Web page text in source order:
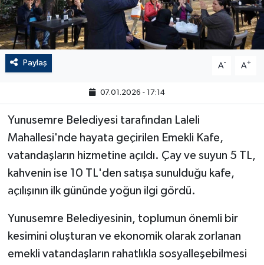
Paylaş A- A+
07.01.2026 - 17:14
Yunusemre Belediyesi tarafından Laleli
Mahallesi'nde hayata geçirilen Emekli Kafe,
vatandaşların hizmetine açıldı. Çay ve suyun 5 TL,
kahvenin ise 10 TL'den satışa sunulduğu kafe,
açılışının ilk gününde yoğun ilgi gördü.
Yunusemre Belediyesinin, toplumun önemli bir
kesimini oluşturan ve ekonomik olarak zorlanan
emekli vatandaşların rahatlıkla sosyalleşebilmesi